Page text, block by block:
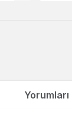
Yorumları